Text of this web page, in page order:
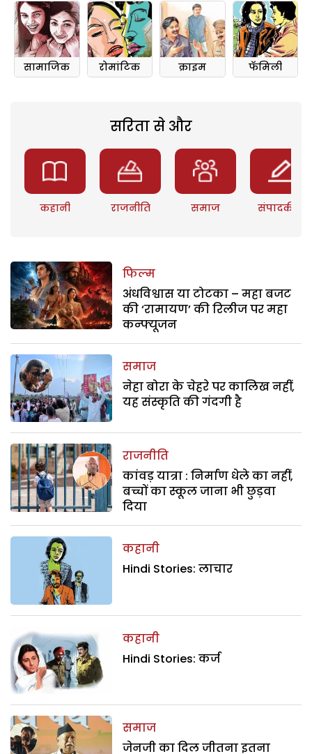
सामाजिक रोमांटिक क्राइम फॅमिली
सरिता से और
कहानी राजनीति समाज संपादकीय
फिल्म
अंधविश्वास या टोटका – महा बजट
की ‘रामायण’ की रिलीज पर महा
कन्फ्यूजन
समाज
नेहा बोरा के चेहरे पर कालिख नहीं,
यह संस्कृति की गंदगी है
राजनीति
कांवड़ यात्रा : निर्माण धेले का नहीं,
बच्चों का स्कूल जाना भी छुड़वा
दिया
कहानी
Hindi Stories: लाचार
कहानी
Hindi Stories: कर्ज
समाज
जेनजी का दिल जीतना इतना